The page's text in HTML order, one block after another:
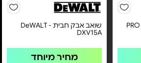
שוטף שטיחים וריפודים - PRO
שואב אבק חבית DeWALT -
DXV15A
מחיר מיוחד